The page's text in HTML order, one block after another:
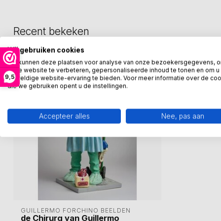
9,5
Recent bekeken
GUILLERMO FORCHINO BEELDEN
de Chirurg van Guillermo
Wij gebruiken cookies
We kunnen deze plaatsen voor analyse van onze bezoekersgegevens,
onze website te verbeteren, gepersonaliseerde inhoud te tonen en om u
geweldige website-ervaring te bieden. Voor meer informatie over de
die we gebruiken opent u de instellingen.
Accepteer alles Nee, pas aan